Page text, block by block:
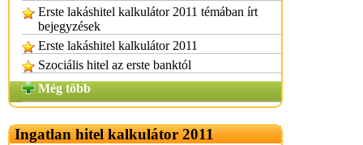
Erste lakáshitel kalkulátor 2011 témában írt
bejegyzések
Erste lakáshitel kalkulátor 2011
Szociális hitel az erste banktól
Még több
Ingatlan hitel kalkulátor 2011